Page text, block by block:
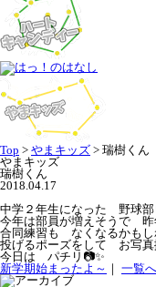
Top > やまキッズ > 瑞樹くん
やまキッズ
瑞樹くん
2018.04.17
中学２年生になった 野球部
今年は部員が増えそうで 昨
合同練習も なくなるかも
投げるポーズをして お写真
今日は パチリ📷✨
新学期始まったよ～ ｜ 一覧へ